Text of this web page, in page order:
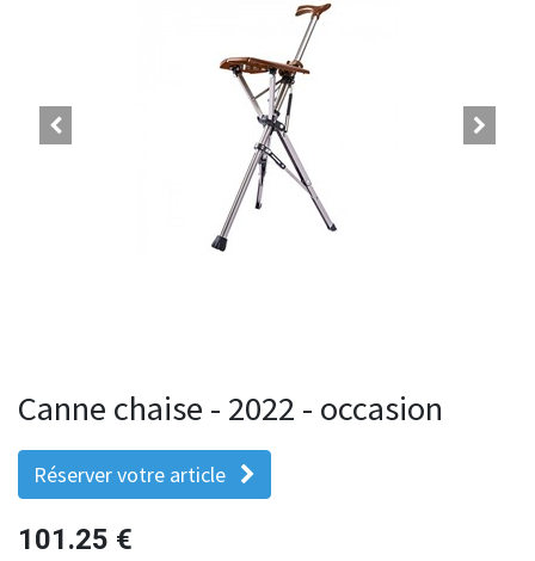
Canne chaise - 2022 - occasion
Réserver votre article
101.25 €